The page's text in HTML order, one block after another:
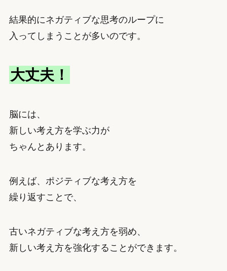
結果的にネガティブな思考のループに
入ってしまうことが多いのです。
大丈夫！
脳には、
新しい考え方を学ぶ力が
ちゃんとあります。
例えば、ポジティブな考え方を
繰り返すことで、
古いネガティブな考え方を弱め、
新しい考え方を強化することができます。